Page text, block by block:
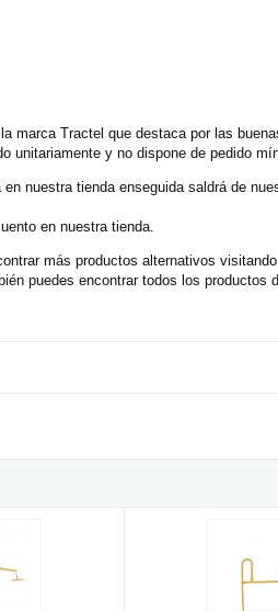
marca Tractel que destaca por las
unitariamente y no dispone de pedido
nuestra tienda enseguida saldrá de
en nuestra tienda.
más productos alternativos
puedes encontrar todos los
Complemento para